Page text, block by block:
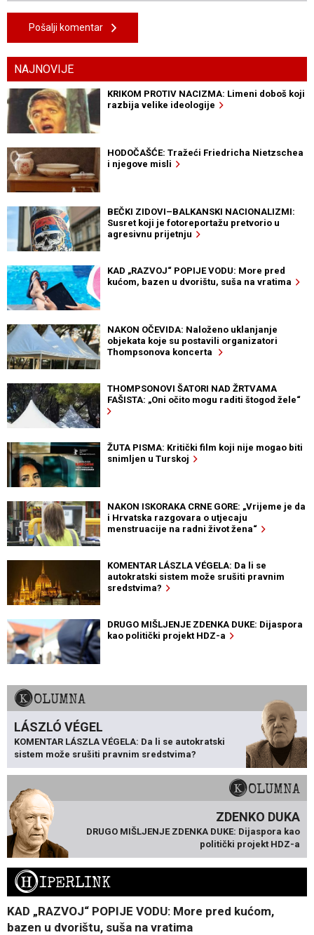
Pošalji komentar
NAJNOVIJE
KRIKOM PROTIV NACIZMA: Limeni doboš koji
razbija velike ideologije
HODOČAŠĆE: Tražeći Friedricha Nietzschea
i njegove misli
BEČKI ZIDOVI–BALKANSKI NACIONALIZMI:
Susret koji je fotoreportažu pretvorio u
agresivnu prijetnju
KAD „RAZVOJ“ POPIJE VODU: More pred
kućom, bazen u dvorištu, suša na vratima
NAKON OČEVIDA: Naloženo uklanjanje
objekata koje su postavili organizatori
Thompsonova koncerta
THOMPSONOVI ŠATORI NAD ŽRTVAMA
FAŠISTA: „Oni očito mogu raditi štogod žele“
ŽUTA PISMA: Kritički film koji nije mogao biti
snimljen u Turskoj
NAKON ISKORAKA CRNE GORE: „Vrijeme je da
i Hrvatska razgovara o utjecaju
menstruacije na radni život žena“
KOMENTAR LÁSZLA VÉGELA: Da li se
autokratski sistem može srušiti pravnim
sredstvima?
DRUGO MIŠLJENJE ZDENKA DUKE: Dijaspora
kao politički projekt HDZ-a
KOLUMNA
LÁSZLÓ VÉGEL
KOMENTAR LÁSZLA VÉGELA: Da li se autokratski
sistem može srušiti pravnim sredstvima?
KOLUMNA
ZDENKO DUKA
DRUGO MIŠLJENJE ZDENKA DUKE: Dijaspora kao
politički projekt HDZ-a
HIPERLINK
KAD „RAZVOJ“ POPIJE VODU: More pred kućom,
bazen u dvorištu, suša na vratima